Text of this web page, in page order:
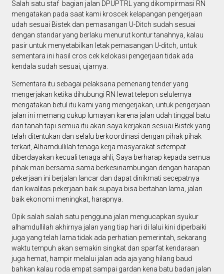
Salah satu staf bagian jalan DPUPTRL yang dikompirmasi RN
mengatakan pada saat kami kroscek kelapangan pengerjaan
udah sesuai Bistek dan pemasangan U-Ditch sudah sesuai
dengan standar yang berlaku menurut kontur tanahnya, kalau
pasir untuk menyetabilkan letak pemasangan U-ditch, untuk
sementara ini hasil cros cek kelokasi pengerjaan tidak ada
kendala sudah sesuai, ujarnya.
Sementara itu sebagai pelaksana pemenang tender yang
mengerjakan ketika dihubungi RN lewat telepon selulernya
mengatakan betul itu kami yang mengerjakan, untuk pengerjaan
jalan ini memang cukup lumayan karena jalan udah tinggal batu
dan tanah tapi semua itu akan saya kerjakan sesuai Bistek yang
telah ditentukan dan selalu berkoordinasi dengan pihak pihak
terkait, Alhamdullilah tenaga kerja masyarakat setempat
diberdayakan kecuali tenaga ahli, Saya berharap kepada semua
pihak mari bersama sama berkesinambungan dengan harapan
pekerjaan ini berjalan lancar dan dapat dinikmati secepatnya
dan kwalitas pekerjaan baik supaya bisa bertahan lama, jalan
baik ekonomi meningkat, harapnya.
Opik salah salah satu pengguna jalan mengucapkan syukur
alhamdullilah akhirnya jalan yang tiap hari di lalui kini diperbaiki
juga yang telah lama tidak ada perhatian pemerintah, sekarang
waktu tempuh akan semakin singkat dan sparfat kendaraan
juga hemat, hampir melalui jalan ada aja yang hilang baud
bahkan kalau roda empat sampai gardan kena batu badan jalan